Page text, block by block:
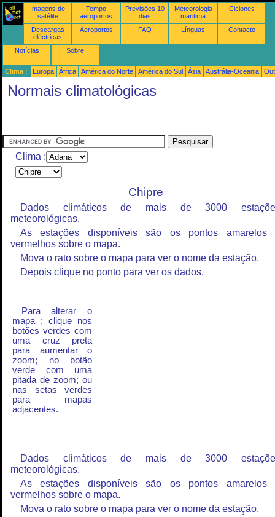
Imagens de
satélite
Tempo
aeroportos
Previsões 10
dias
Meteorologia
maritima
Ciclones
Descargas
eléctricas
Aeroportos FAQ Línguas Contacto
Notícias Sobre
Clima : Europa África América do Norte América do Sul Ásia Austrália-Oceania
Normais climatológicas
Clima :
Chipre
Dados climáticos de mais de 3000
meteorológicas.
As estações disponíveis são os pontos amarelos
vermelhos sobre o mapa.
Mova o rato sobre o mapa para ver o nome da estação.
Depois clique no ponto para ver os dados.
Para alterar o
mapa : clique nos
botões verdes com
uma cruz preta
para aumentar o
zoom; no botão
verde com uma
pitada de zoom; ou
nas setas verdes
para mapas
adjacentes.
Dados climáticos de mais de 3000
meteorológicas.
As estações disponíveis são os pontos amarelos
vermelhos sobre o mapa.
Mova o rato sobre o mapa para ver o nome da estação.